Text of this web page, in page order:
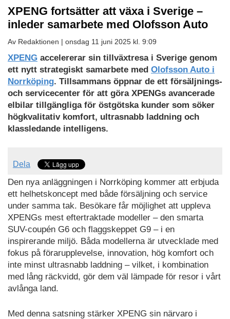
XPENG fortsätter att växa i Sverige –
inleder samarbete med Olofsson Auto
Av Redaktionen | onsdag 11 juni 2025 kl. 9:09
Ladda
ned
som
PDF
XPENG accelererar sin tillväxtresa i Sverige genom
ett nytt strategiskt samarbete med Olofsson Auto i
Norrköping. Tillsammans öppnar de ett försäljnings-
och servicecenter för att göra XPENGs avancerade
elbilar tillgängliga för östgötska kunder som söker
högkvalitativ komfort, ultrasnabb laddning och
klassledande intelligens.
Dela
Den nya anläggningen i Norrköping kommer att erbjuda
ett helhetskoncept med både försäljning och service
under samma tak. Besökare får möjlighet att uppleva
XPENGs mest eftertraktade modeller – den smarta
SUV-coupén G6 och flaggskeppet G9 – i en
inspirerande miljö. Båda modellerna är utvecklade med
fokus på förarupplevelse, innovation, hög komfort och
inte minst ultrasnabb laddning – vilket, i kombination
med lång räckvidd, gör dem väl lämpade för resor i vårt
avlånga land.
Med denna satsning stärker XPENG sin närvaro i